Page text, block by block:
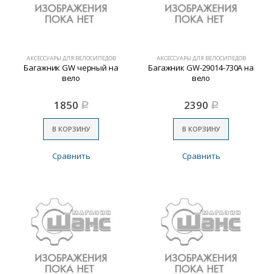
АКСЕССУАРЫ ДЛЯ ВЕЛОСИПЕДОВ
Багажник GW черный на
вело
1850 Р
В КОРЗИНУ
Сравнить
АКСЕССУАРЫ ДЛЯ ВЕЛОСИПЕДОВ
Багажник GW-29014-730A на
вело
2390 Р
В КОРЗИНУ
Сравнить